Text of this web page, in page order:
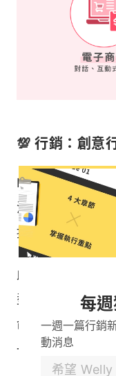
每週
一週一篇行銷
動消息
💯 行銷：創意
BotBonnie 有許
沉浸式角色人物
提升品牌的趣味
此外，BotBonnie
型，讓行銷人員
命、心理測驗等
一個活潑的品牌